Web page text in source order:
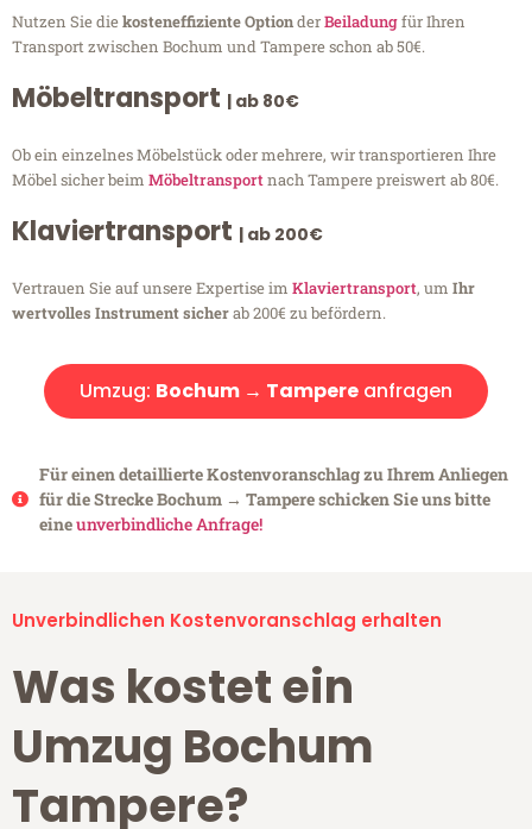
Nutzen Sie diekosteneffiziente OptionderBeiladungfür Ihren
Transport zwischen Bochum und Tampere schon ab 50€.
Möbeltransport | ab 80€
Ob ein einzelnes Möbelstück oder mehrere, wir transportieren Ihre
Möbel sicher beim Möbeltransportnach Tampere preiswert ab 80€.
Klaviertransport | ab 200€
Vertrauen Sie auf unsere Expertise im Klaviertransport, um Ihr
wertvolles Instrument sicherab 200€ zu befördern.
Umzug: Bochum → Tampere anfragen
Für einen detaillierte Kostenvoranschlag zu Ihrem Anliegen
für die Strecke Bochum → Tampere schicken Sie uns bitte
eineunverbindliche Anfrage!
Unverbindlichen Kostenvoranschlag erhalten
Was kostet ein
Umzug Bochum
Tampere?